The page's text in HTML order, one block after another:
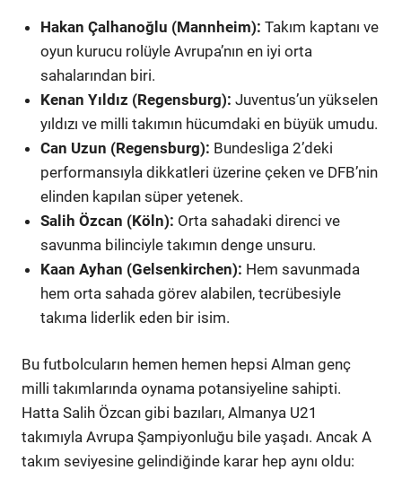
Hakan Çalhanoğlu (Mannheim): Takım kaptanı ve
oyun kurucu rolüyle Avrupa’nın en iyi orta
sahalarından biri.
Kenan Yıldız (Regensburg): Juventus’un yükselen
yıldızı ve milli takımın hücumdaki en büyük umudu.
Can Uzun (Regensburg): Bundesliga 2’deki
performansıyla dikkatleri üzerine çeken ve DFB’nin
elinden kapılan süper yetenek.
Salih Özcan (Köln): Orta sahadaki direnci ve
savunma bilinciyle takımın denge unsuru.
Kaan Ayhan (Gelsenkirchen): Hem savunmada
hem orta sahada görev alabilen, tecrübesiyle
takıma liderlik eden bir isim.
Bu futbolcuların hemen hemen hepsi Alman genç
milli takımlarında oynama potansiyeline sahipti.
Hatta Salih Özcan gibi bazıları, Almanya U21
takımıyla Avrupa Şampiyonluğu bile yaşadı. Ancak A
takım seviyesine gelindiğinde karar hep aynı oldu: